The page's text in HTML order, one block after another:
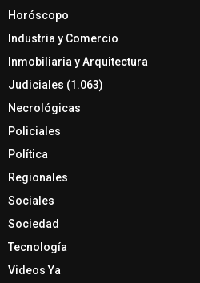
Horóscopo
Industria y Comercio
Inmobiliaria y Arquitectura
Judiciales (1.063)
Necrológicas
Policiales
Política
Regionales
Sociales
Sociedad
Tecnología
Videos Ya